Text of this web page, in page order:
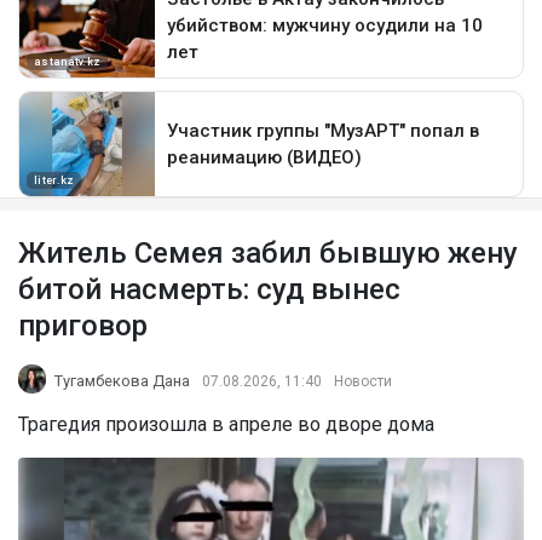
Житель Семея забил бывшую жену
битой насмерть: суд вынес
приговор
Тугамбекова Дана 07.08.2026, 11:40 Новости
Трагедия произошла в апреле во дворе дома